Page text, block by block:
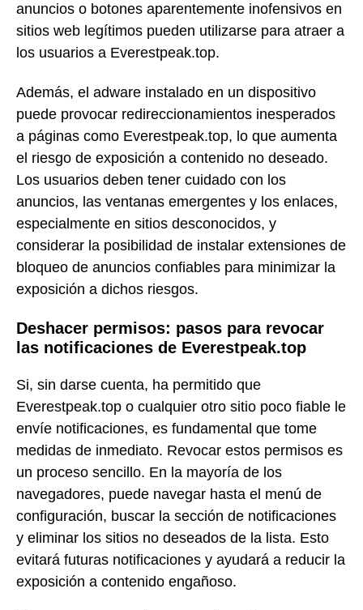
anuncios o botones aparentemente inofensivos en
sitios web legítimos pueden utilizarse para atraer a
los usuarios a Everestpeak.top.
Además, el adware instalado en un dispositivo
puede provocar redireccionamientos inesperados
a páginas como Everestpeak.top, lo que aumenta
el riesgo de exposición a contenido no deseado.
Los usuarios deben tener cuidado con los
anuncios, las ventanas emergentes y los enlaces,
especialmente en sitios desconocidos, y
considerar la posibilidad de instalar extensiones de
bloqueo de anuncios confiables para minimizar la
exposición a dichos riesgos.
Deshacer permisos: pasos para revocar
las notificaciones de Everestpeak.top
Si, sin darse cuenta, ha permitido que
Everestpeak.top o cualquier otro sitio poco fiable le
envíe notificaciones, es fundamental que tome
medidas de inmediato. Revocar estos permisos es
un proceso sencillo. En la mayoría de los
navegadores, puede navegar hasta el menú de
configuración, buscar la sección de notificaciones
y eliminar los sitios no deseados de la lista. Esto
evitará futuras notificaciones y ayudará a reducir la
exposición a contenido engañoso.